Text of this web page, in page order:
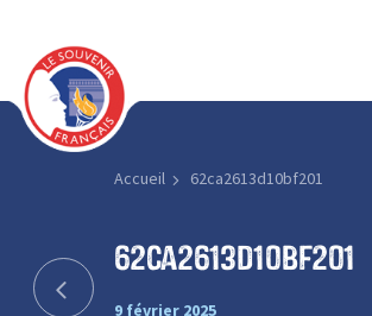
Accueil 62ca2613d10bf201
62ca2613d10bf201
9 février 2025